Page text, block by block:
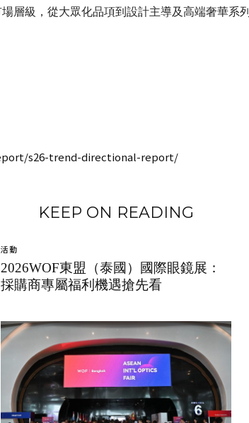
層級，從大眾化品項到設計主導及高端奢華系
s26-trend-directional-report/
KEEP ON READING
活動
2026WOF東盟（泰國）國際眼鏡展：
採購商專屬福利機遇搶先看